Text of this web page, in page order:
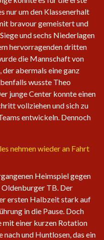
nur um den Klassenerhalt
bravour gemeistert und
und sechs Niederlagen
hervorragenden dritten
die Mannschaft von
abermals eine ganz
wusste Theo
junge Center konnte einen
vollziehen und sich zu
entwickeln. Dennoch
nehmen wieder an Fahrt
Heimspiel gegen
TB. Der
ersten Halbzeit stark auf
in die Pause. Doch
mit einer kurzen Rotation
und Huntlosen, das ein